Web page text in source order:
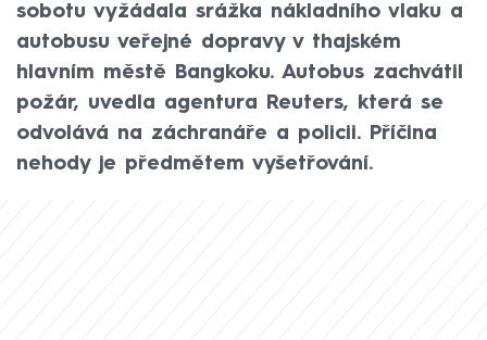
sobotu vyžádala srážka nákladního vlaku a
autobusu veřejné dopravy v thajském
hlavním městě Bangkoku. Autobus zachvátil
požár, uvedla agentura Reuters, která se
odvolává na záchranáře a policii. Příčina
nehody je předmětem vyšetřování.